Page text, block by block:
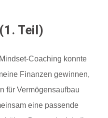
Teil)
Coaching konnte
Finanzen gewinnen,
für Vermögensaufbau
eine passende